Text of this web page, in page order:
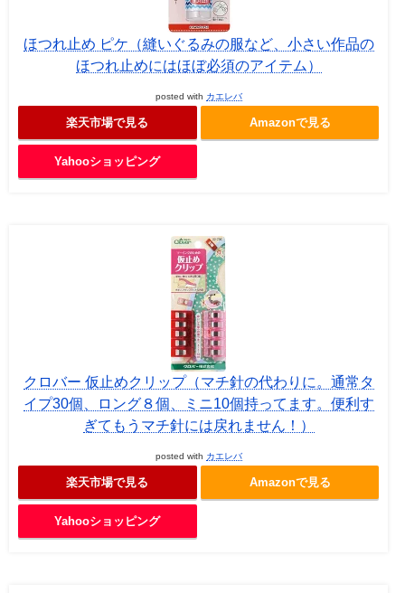
ほつれ止め ピケ（縫いぐるみの服など、小さい作品の
ほつれ止めにはほぼ必須のアイテム）
posted with カエレバ
楽天市場で見る Amazonで見る
Yahooショッピング
クロバー 仮止めクリップ（マチ針の代わりに。通常タ
イプ30個、ロング８個、ミニ10個持ってます。便利す
ぎてもうマチ針には戻れません！）
posted with カエレバ
楽天市場で見る Amazonで見る
Yahooショッピング